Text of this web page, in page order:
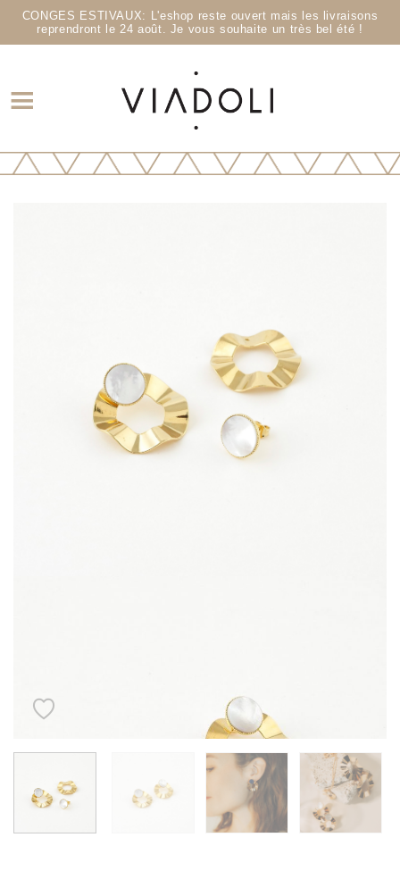
CONGES ESTIVAUX: L'eshop reste ouvert mais les livraisons
reprendront le 24 août. Je vous souhaite un très bel été !